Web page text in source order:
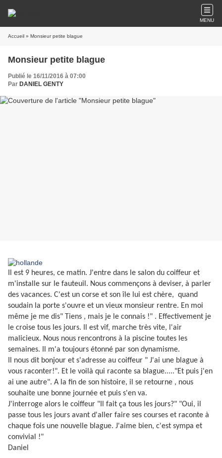
MENU
Accueil » Monsieur petite blague
Monsieur petite blague
Publié le 16/11/2016 à 07:00
Par DANIEL GENTY
Il est 9 heures, ce matin. J'entre dans le salon du coiffeur et
m'installe sur le fauteuil. Nous commençons à deviser, à parler
des vacances. C'est un corse et son île lui est chère, quand
soudain la porte s'ouvre et un vieux monsieur rentre. En moi
même je me dis" Tiens , mais je le connais !" . Effectivement je
le croise tous les jours. Il est vif, marche très vite, l'air
malicieux. Nous nous rencontrons à la piscine toutes les
semaines. Il m'a toujours étonné par son dynamisme.
Il nous dit bonjour et s'adresse au coiffeur " J'ai une blague à
vous raconter!". Et le voilà qui raconte sa blague....."Et puis j'en
ai une autre". A la fin de son histoire, il se retourne , nous
souhaite une bonne journée et puis s'en va.
J'interroge alors le coiffeur "Il fait ça tous les jours?" "Oui, il
passe tous les jours avant d'aller faire ses courses et raconte à
chaque fois une nouvelle blague. J'aime bien, c'est sympa et
convivial !"
Daniel